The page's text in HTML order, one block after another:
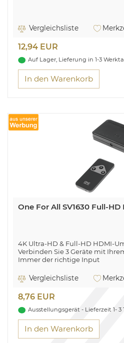
Vergleichsliste
12,94 EUR
Auf Lager, Lieferung in 1-3
In den Warenkorb
One For All SV1630 Full-
4K Ultra-HD & Full-HD HDMI-
Verbinden Sie 3 Geräte mit
Immer der richtige Input
Einfache Anschlussmöglichkeit
Automatische Umschaltung
Vergleichsliste
8,76 EUR
Ausstellungsgerät - Lieferzeit 1- 3
In den Warenkorb